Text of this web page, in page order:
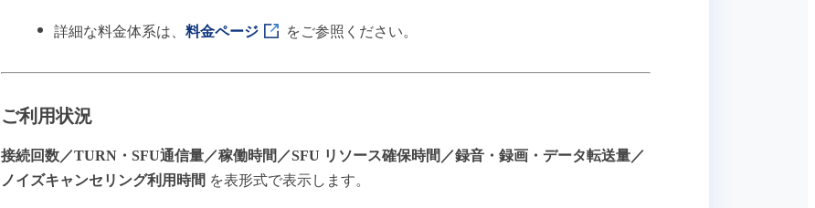
詳細な料金体系は、 料金ページ をご参照ください。
ご利用状況
接続回数／TURN・SFU通信量／稼働時間／SFU リソース確保時間／録音・録画・データ転送量／
ノイズキャンセリング利用時間 を表形式で表示します。